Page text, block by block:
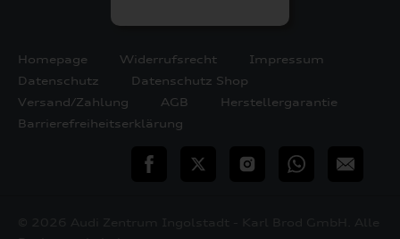
Homepage Widerrufsrecht
Impressum
Datenschutz
Datenschutz Shop
Versand/Zahlung
AGB
Herstellergarantie
Barrierefreiheitserklärung
teilen Twitter InstagramWhatsApp
E-